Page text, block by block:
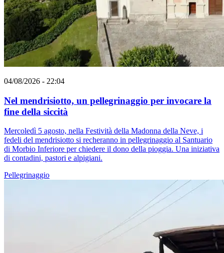
04/08/2026 - 22:04
Nel mendrisiotto, un pellegrinaggio per invocare la
fine della siccità
Mercoledì 5 agosto, nella Festività della Madonna della Neve, i
fedeli del mendrisiotto si recheranno in pellegrinaggio al Santuario
di Morbio Inferiore per chiedere il dono della pioggia. Una iniziativa
di contadini, pastori e alpigiani.
Pellegrinaggio